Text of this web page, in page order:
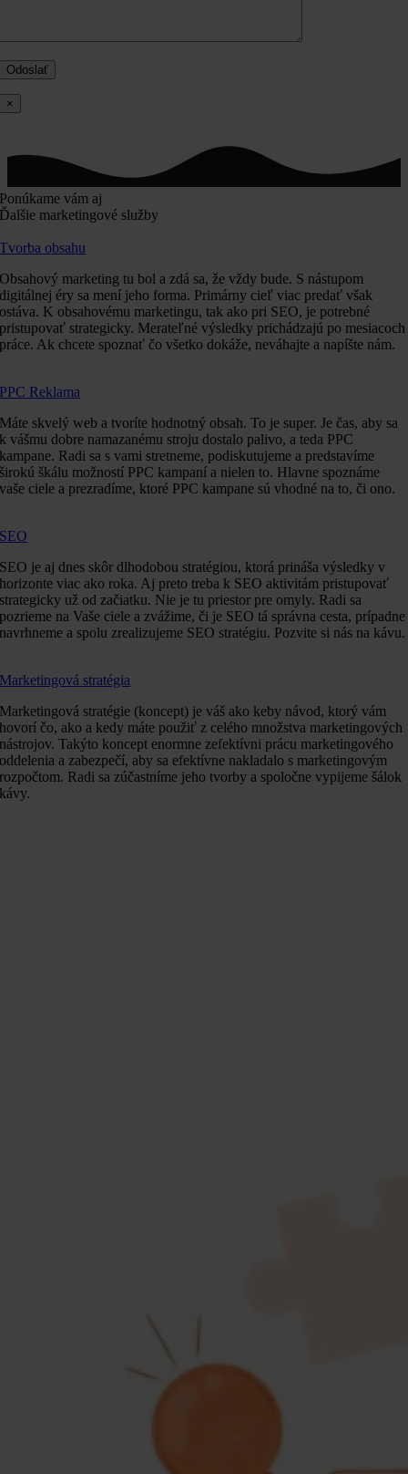
×
Ponúkame vám aj
Ďalšie marketingové služby
Tvorba obsahu
Obsahový marketing tu bol a zdá sa, že vždy bude. S nástupom
digitálnej éry sa mení jeho forma. Primárny cieľ viac predať však
ostáva. K obsahovému marketingu, tak ako pri SEO, je potrebné
pristupovať strategicky. Merateľné výsledky prichádzajú po mesiacoch
práce. Ak chcete spoznať čo všetko dokáže, neváhajte a napíšte nám.
PPC Reklama
Máte skvelý web a tvoríte hodnotný obsah. To je super. Je čas, aby sa
k vášmu dobre namazanému stroju dostalo palivo, a teda PPC
kampane. Radi sa s vami stretneme, podiskutujeme a predstavíme
širokú škálu možností PPC kampaní a nielen to. Hlavne spoznáme
vaše ciele a prezradíme, ktoré PPC kampane sú vhodné na to, či ono.
SEO
SEO je aj dnes skôr dlhodobou stratégiou, ktorá prináša výsledky v
horizonte viac ako roka. Aj preto treba k SEO aktivitám pristupovať
strategicky už od začiatku. Nie je tu priestor pre omyly. Radi sa
pozrieme na Vaše ciele a zvážime, či je SEO tá správna cesta, prípadne
navrhneme a spolu zrealizujeme SEO stratégiu. Pozvite si nás na kávu.
Marketingová stratégia
Marketingová stratégie (koncept) je váš ako keby návod, ktorý vám
hovorí čo, ako a kedy máte použiť z celého množstva marketingových
nástrojov. Takýto koncept enormne zefektívni prácu marketingového
oddelenia a zabezpečí, aby sa efektívne nakladalo s marketingovým
rozpočtom. Radi sa zúčastníme jeho tvorby a spoločne vypijeme šálok
kávy.